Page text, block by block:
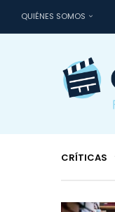
QUIÉNES SOMOS
CRÍTICAS